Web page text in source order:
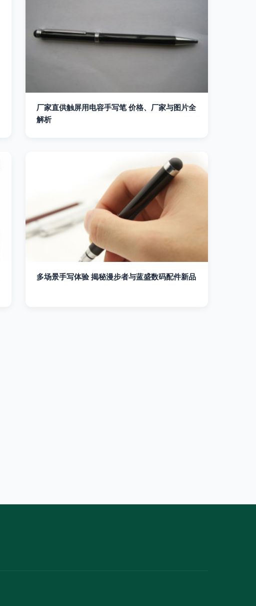
厂家直供触屏用电容手写笔 价格、厂家与图片全
解析
多场景手写体验 揭秘漫步者与蓝盛数码配件新品